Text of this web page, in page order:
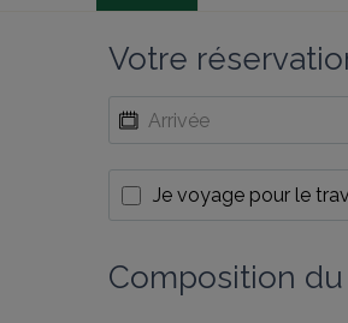
Votre
Je voyage pour le
Composition